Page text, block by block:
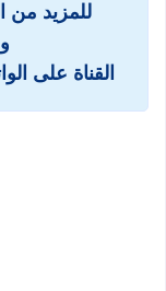
للمزيد من
القناة على